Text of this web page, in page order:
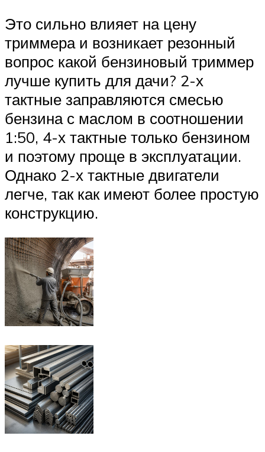
Это сильно влияет на цену
триммера и возникает резонный
вопрос какой бензиновый триммер
лучше купить для дачи? 2-х
тактные заправляются смесью
бензина с маслом в соотношении
1:50, 4-х тактные только бензином
и поэтому проще в эксплуатации.
Однако 2-х тактные двигатели
легче, так как имеют более простую
конструкцию.